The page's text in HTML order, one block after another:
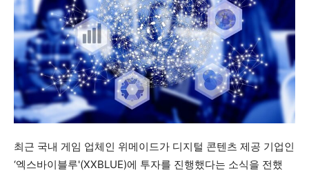
최근 국내 게임 업체인 위메이드가 디지털 콘텐츠 제공 기업인
‘엑스바이블루'(XXBLUE)에 투자를 진행했다는 소식을 전했